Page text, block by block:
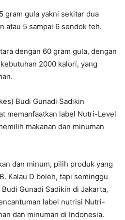
gram gula yakni sekitar dua
atau 5 sampai 6 sendok teh.
dengan 60 gram gula, dengan
2000 kalori, yang
Budi Gunadi Sadikin
memanfaatkan label Nutri-Level
makanan dan minuman
dan minum, pilih produk yang
Kalau D boleh, tapi seminggu
Gunadi Sadikin di Jakarta,
label nutrisi Nutri-
dan minuman di Indonesia.